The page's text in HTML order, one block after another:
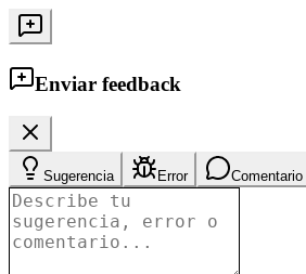
Enviar feedback
Sugerencia Error Comentario